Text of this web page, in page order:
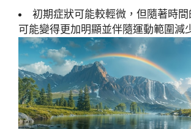
初期症狀可能較輕微，但隨著時
可能變得更加明顯並伴隨運動範圍減